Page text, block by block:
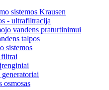
sistemos Krausen
- ultrafiltracija
vandens praturtinimui
talpos
sistemos
osmosas